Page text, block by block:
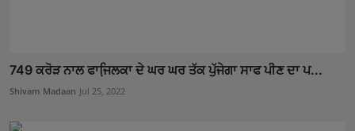
749 ਕਰੋੜ ਨਾਲ ਫਾਜਿ਼ਲਕਾ ਦੇ ਘਰ ਘਰ ਤੱਕ ਪੁੱਜੇਗਾ ਸਾਫ ਪੀਣ ਦਾ ਪ...
Shivam Madaan Jul 25, 2022